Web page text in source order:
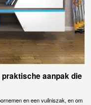
aanpak die
en een vuilniszak, en om